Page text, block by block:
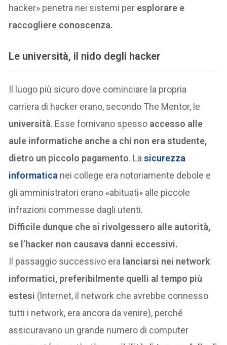
hacker» penetra nei sistemi per esplorare e
raccogliere conoscenza.
Le università, il nido degli hacker
Il luogo più sicuro dove cominciare la propria
carriera di hacker erano, secondo The Mentor, le
università. Esse fornivano spesso accesso alle
aule informatiche anche a chi non era studente,
dietro un piccolo pagamento. Lasicurezza
informatica nei college era notoriamente debole e
gli amministratori erano «abituati» alle piccole
infrazioni commesse dagli utenti.
Difficile dunque che si rivolgessero alle autorità,
se l’hacker non causava danni eccessivi.
Il passaggio successivo era lanciarsi nei network
informatici, preferibilmente quelli al tempo più
estesi (lnternet, il network che avrebbe connesso
tutti i network, era ancora da venire), perché
assicuravano un grande numero di computer